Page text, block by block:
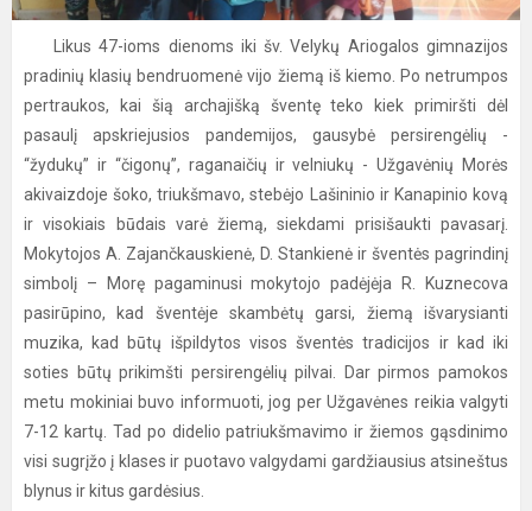
Likus 47-ioms dienoms iki šv. Velykų Ariogalos gimnazijos
pradinių klasių bendruomenė vijo žiemą iš kiemo. Po netrumpos
pertraukos, kai šią archajišką šventę teko kiek primiršti dėl
pasaulį apskriejusios pandemijos, gausybė persirengėlių -
“žydukų” ir “čigonų”, raganaičių ir velniukų - Užgavėnių Morės
akivaizdoje šoko, triukšmavo, stebėjo Lašininio ir Kanapinio kovą
ir visokiais būdais varė žiemą, siekdami prisišaukti pavasarį.
Mokytojos A. Zajančkauskienė, D. Stankienė ir šventės pagrindinį
simbolį – Morę pagaminusi mokytojo padėjėja R. Kuznecova
pasirūpino, kad šventėje skambėtų garsi, žiemą išvarysianti
muzika, kad būtų išpildytos visos šventės tradicijos ir kad iki
soties būtų prikimšti persirengėlių pilvai. Dar pirmos pamokos
metu mokiniai buvo informuoti, jog per Užgavėnes reikia valgyti
7-12 kartų. Tad po didelio patriukšmavimo ir žiemos gąsdinimo
visi sugrįžo į klases ir puotavo valgydami gardžiausius atsineštus
blynus ir kitus gardėsius.